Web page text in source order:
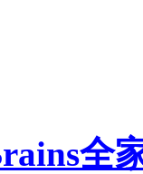
全